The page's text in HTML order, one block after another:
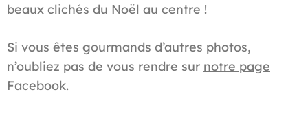
beaux clichés du Noël au centre !
Si vous êtes gourmands d’autres photos,
n’oubliez pas de vous rendre sur notre page
Facebook.